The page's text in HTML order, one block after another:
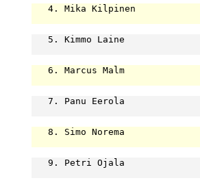
4. Mika Kilpinen
5. Kimmo Laine
6. Marcus Malm
7. Panu Eerola
8. Simo Norema
9. Petri Ojala